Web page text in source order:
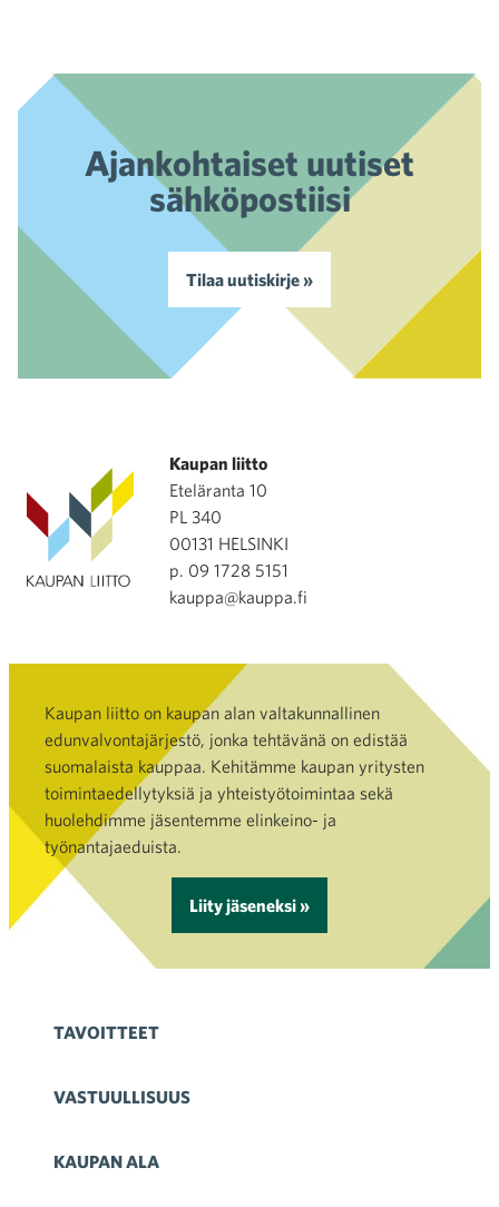
Ajankohtaiset uutiset
sähköpostiisi
Tilaa uutiskirje »
Kaupan liitto
Eteläranta 10
PL 340
00131 HELSINKI
p. 09 1728 5151
kauppa@kauppa.fi
Kaupan liitto on kaupan alan valtakunnallinen
edunvalvontajärjestö, jonka tehtävänä on edistää
suomalaista kauppaa. Kehitämme kaupan yritysten
toimintaedellytyksiä ja yhteistyötoimintaa sekä
huolehdimme jäsentemme elinkeino- ja
työnantajaeduista.
Liity jäseneksi »
TAVOITTEET
VASTUULLISUUS
KAUPAN ALA